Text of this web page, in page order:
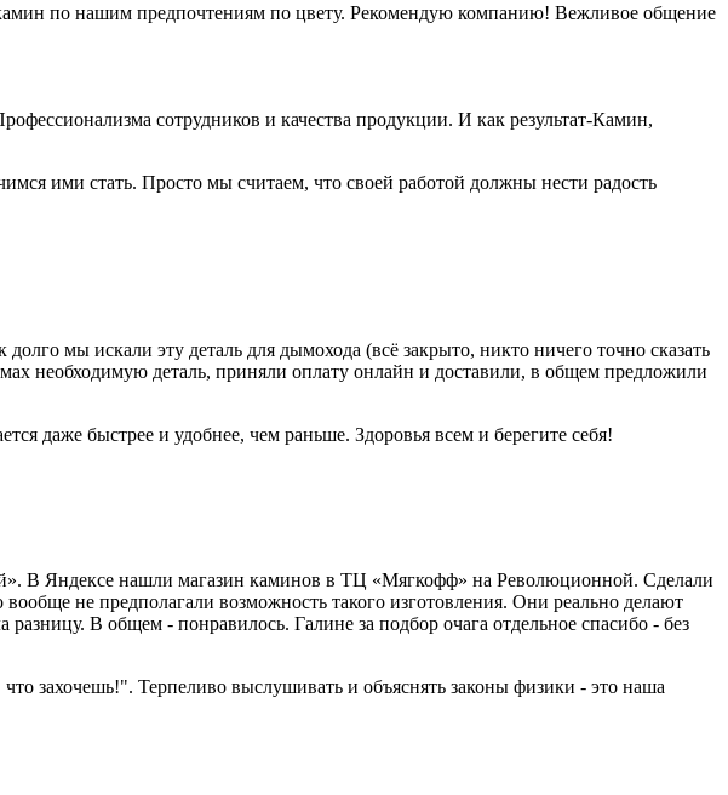
по нашим предпочтениям по цвету. Рекомендую компанию! Вежливое общение
сотрудников и качества продукции. И как результат-Камин,
ими стать. Просто мы считаем, что своей работой должны нести радость
мы искали эту деталь для дымохода (всё закрыто, никто ничего точно сказать
необходимую деталь, приняли оплату онлайн и доставили, в общем предложили
даже быстрее и удобнее, чем раньше. Здоровья всем и берегите себя!
В Яндексе нашли магазин каминов в ТЦ «Мягкофф» на Революционной. Сделали
не предполагали возможность такого изготовления. Они реально делают
В общем - понравилось. Галине за подбор очага отдельное спасибо - без
захочешь!". Терпеливо выслушивать и объяснять законы физики - это наша